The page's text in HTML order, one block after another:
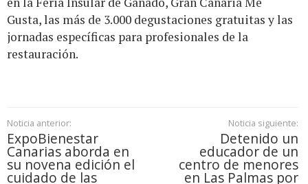
Gusta, las más de 3.000 degustaciones gratuitas y las
jornadas específicas para profesionales de la
restauración.
Noticia anterior:
ExpoBienestar
Canarias aborda en
su novena edición el
cuidado de las
Noticia siguiente:
Detenido un
educador de un
centro de menores
en Las Palmas por